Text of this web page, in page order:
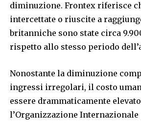
diminuzione. Frontex riferisce
intercettate o riuscite a
britanniche sono state circa
rispetto allo stesso periodo
Nonostante la diminuzione
ingressi irregolari, il costo
essere drammaticamente
l’Organizzazione Internazionale